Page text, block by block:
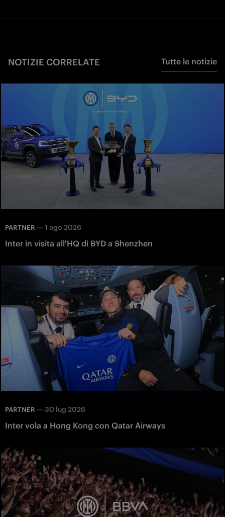
NOTIZIE CORRELATE Tutte le notizie
PARTNER — 1 ago 2026
Inter in visita all'HQ di BYD a Shenzhen
PARTNER — 30 lug 2026
Inter vola a Hong Kong con Qatar Airways